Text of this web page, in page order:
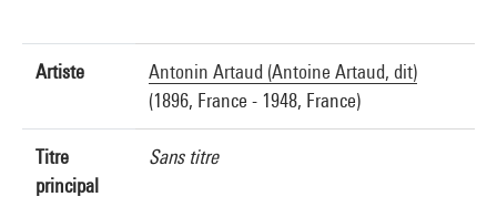
Artiste
Antonin Artaud (Antoine Artaud, dit)
(1896, France - 1948, France)
Titre
principal
Sans titre